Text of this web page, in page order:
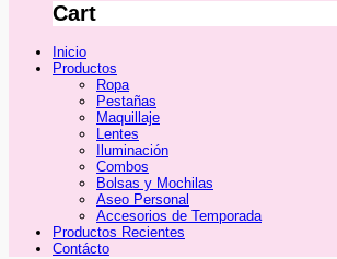
Cart
Inicio
Productos
Ropa
Pestañas
Maquillaje
Lentes
Iluminación
Combos
Bolsas y Mochilas
Aseo Personal
Accesorios de Temporada
Productos Recientes
Contácto